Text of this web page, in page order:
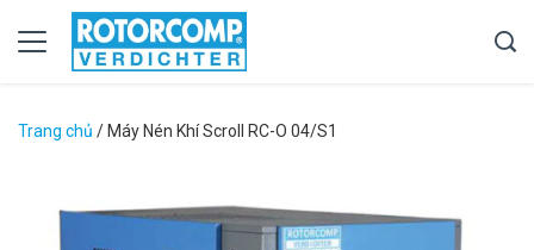
Trang chủ / Máy Nén Khí Scroll RC-O 04/S1